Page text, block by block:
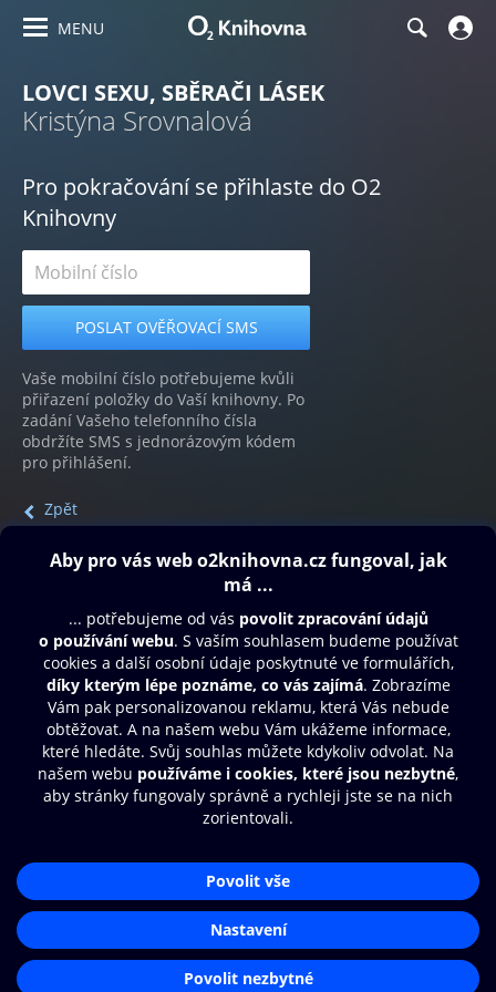
MENU
LOVCI SEXU, SBĚRAČI LÁSEK
Kristýna Srovnalová
Pro pokračování se přihlaste do O2
Knihovny
Vaše mobilní číslo potřebujeme kvůli
přiřazení položky do Vaší knihovny. Po
zadání Vašeho telefonního čísla
obdržíte SMS s jednorázovým kódem
pro přihlášení.
Zpět
Obsah ke stažení
Moje O2 Knihovna
Další zábava
© O2 Czech Republic a.s.
Přístupnost
Zásady zpracování osobních údajů
Nastavení cookies
Aplikace O2 Knihovna
Čti a poslouchej své e-knihy a
audioknihy rychleji a pohodlněji.